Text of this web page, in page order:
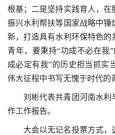
根基；二是坚持实践育人，
振兴水利帮扶等国家战略中锤
新，打造具有水利环保特色
青年，要秉持“功成不必在我
成必定有我”的历史担当抓实
伟大征程中书写无愧于时代的
刘彬代表共青团河南水利
作工作报告。
大会以无记名投票方式，